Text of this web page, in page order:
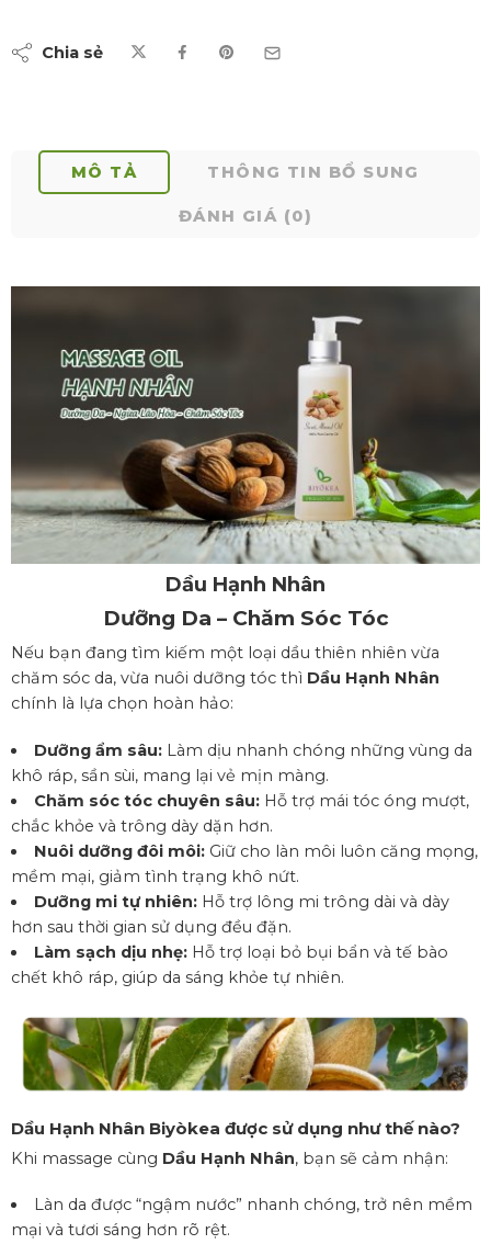
Chia sẻ
MÔ TẢ THÔNG TIN BỔ SUNG
ĐÁNH GIÁ (0)
Dầu Hạnh Nhân
Dưỡng Da – Chăm Sóc Tóc
Nếu bạn đang tìm kiếm một loại dầu thiên nhiên vừa
chăm sóc da, vừa nuôi dưỡng tóc thì Dầu Hạnh Nhân
chính là lựa chọn hoàn hảo:
Dưỡng ẩm sâu:Làm dịu nhanh chóng những vùng da
khô ráp, sần sùi, mang lại vẻ mịn màng.
Chăm sóc tóc chuyên sâu:Hỗ trợ mái tóc óng mượt,
chắc khỏe và trông dày dặn hơn.
Nuôi dưỡng đôi môi:Giữ cho làn môi luôn căng mọng,
mềm mại, giảm tình trạng khô nứt.
Dưỡng mi tự nhiên:Hỗ trợ lông mi trông dài và dày
hơn sau thời gian sử dụng đều đặn.
Làm sạch dịu nhẹ:Hỗ trợ loại bỏ bụi bẩn và tế bào
chết khô ráp, giúp da sáng khỏe tự nhiên.
Dầu Hạnh Nhân Biyòkea được sử dụng như thế nào?
Khi massage cùng Dầu Hạnh Nhân, bạn sẽ cảm nhận:
Làn da được “ngậm nước” nhanh chóng, trở nên mềm
mại và tươi sáng hơn rõ rệt.